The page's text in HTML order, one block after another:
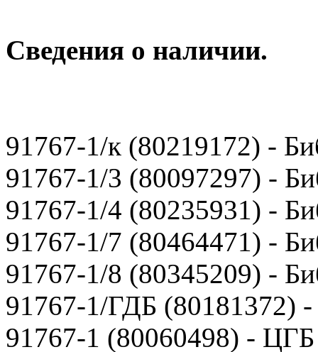
Сведения о наличии.
91767-1/к (80219172) -
91767-1/3 (80097297) -
91767-1/4 (80235931) -
91767-1/7 (80464471) -
91767-1/8 (80345209) -
91767-1/ГДБ (80181372)
91767-1 (80060498) - ЦГБ